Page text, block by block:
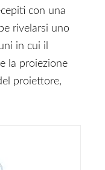
con una
rivelarsi uno
in cui il
la proiezione
proiettore,